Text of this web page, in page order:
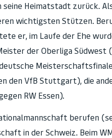
Heimatstadt zurück.
wichtigsten Stützen.
er, im Laufe der Ehe
der Oberliga
den VfB Stuttgart), die
RW Essen).
berufen
in der Schweiz. Beim